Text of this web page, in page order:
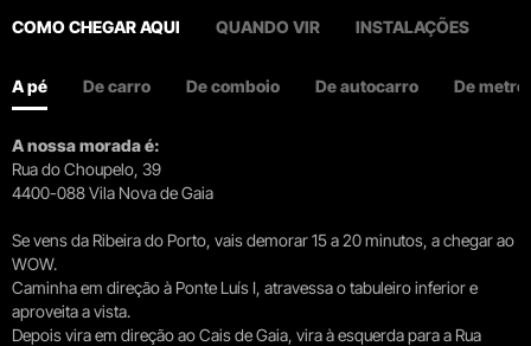
COMO CHEGAR AQUI QUANDO VIR INSTALAÇÕES
A pé De carro De comboio De autocarro De metro
A nossa morada é:
Rua do Choupelo, 39
4400-088 Vila Nova de Gaia
Se vens da Ribeira do Porto, vais demorar 15 a 20 minutos, a chegar ao
WOW.
Caminha em direção à Ponte Luís I, atravessa o tabuleiro inferior e
aproveita a vista.
Depois vira em direção ao Cais de Gaia, vira à esquerda para a Rua